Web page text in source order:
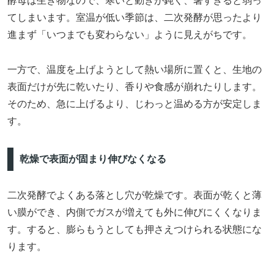
てしまいます。室温が低い季節は、二次発酵が思ったより
進まず「いつまでも変わらない」ように見えがちです。
一方で、温度を上げようとして熱い場所に置くと、生地の
表面だけが先に乾いたり、香りや食感が崩れたりします。
そのため、急に上げるより、じわっと温める方が安定しま
す。
乾燥で表面が固まり伸びなくなる
二次発酵でよくある落とし穴が乾燥です。表面が乾くと薄
い膜ができ、内側でガスが増えても外に伸びにくくなりま
す。すると、膨らもうとしても押さえつけられる状態にな
ります。